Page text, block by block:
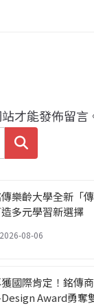
才能發佈留言
搜尋
樂齡大學全新「
多元學習新選擇
2026-08-06
國際肯定！銘傳
Award勇奪